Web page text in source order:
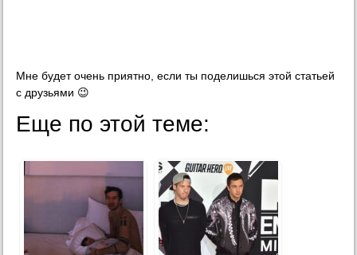
Мне будет очень приятно, если ты поделишься этой статьей
с друзьями 😉
Еще по этой теме: